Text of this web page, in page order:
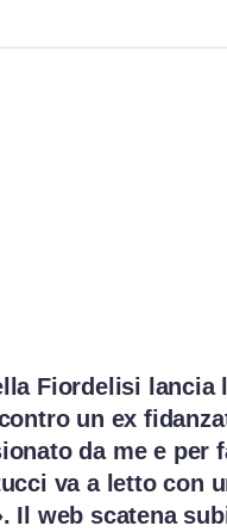
Fiordelisi lancia
un ex
da me e per
va a letto con
Il web scatena